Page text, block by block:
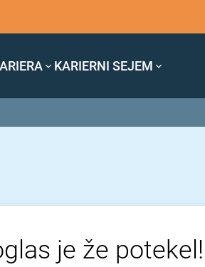
KARIERNI SEJEM
je že potekel!